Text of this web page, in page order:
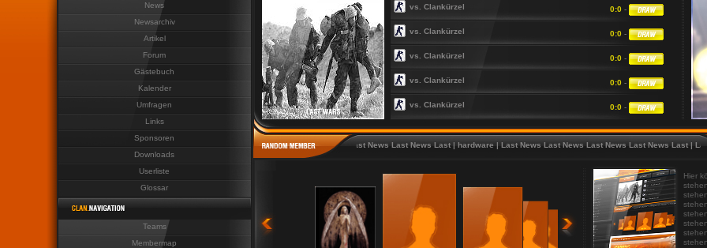
News
Newsarchiv
Artikel
Forum
Gästebuch
Kalender
Umfragen
Links
Sponsoren
Downloads
Userliste
Glossar
Teams
Membermap
vs. Clankürzel 0:0 -
vs. Clankürzel 0:0 -
vs. Clankürzel 0:0 -
vs. Clankürzel 0:0 -
vs. Clankürzel 0:0 -
Last News Last News Last News Last News Last|hardware|Last News Last News Last News Last News Last|Last
Hier